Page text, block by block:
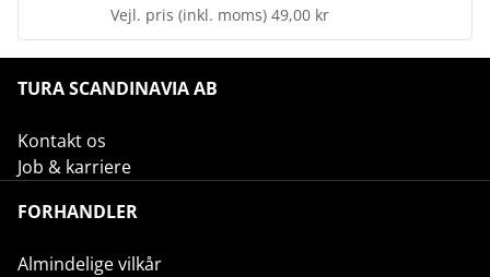
Vejl. pris (inkl. moms) 49,00 kr
TURA SCANDINAVIA AB
Kontakt os
Job & karriere
FORHANDLER
Almindelige vilkår